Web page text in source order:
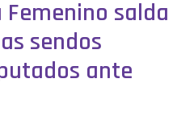
salda
sendos
ante